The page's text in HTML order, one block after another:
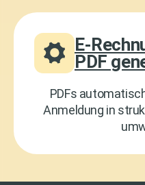
E-
PDF
PDFs
Anmeldung in